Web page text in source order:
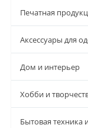
Печатная
Аксессуары для
Дом и интерьер
Хобби и
Бытовая техника